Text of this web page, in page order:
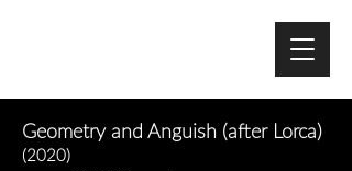
Geometry and Anguish (after Lorca)
(2020)